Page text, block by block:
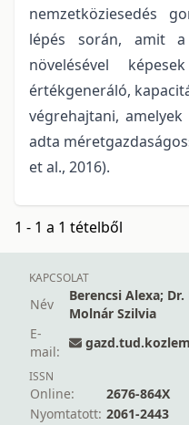
nemzetköziesedés
lépés során, amit a
növelésével
értékgeneráló,
végrehajtani,
adta
et al., 2016).
1 - 1 a 1 tételből
KAPCSOLAT
Név
Berencsi Alexa;
Molnár Szilvia
E-
mail:
ISSN
Online:
2676-864X
Nyomtatott: 2061-2443